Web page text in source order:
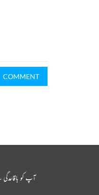
COMMENT
آپ کو